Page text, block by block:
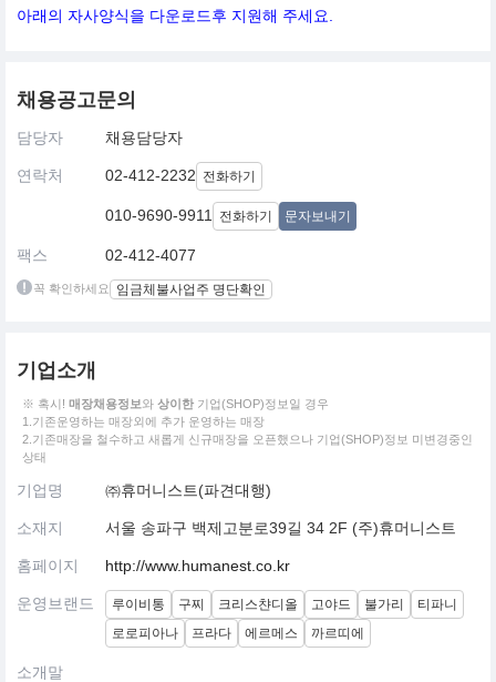
아래의 자사양식을 다운로드후 지원해 주세요.
채용공고문의
담당자 채용담당자
연락처 02-412-2232 전화하기
010-9690-9911 전화하기 문자보내기
팩스 02-412-4077
꼭 확인하세요 임금체불사업주 명단확인
기업소개
※ 혹시! 매장채용정보와 상이한 기업(SHOP)정보일 경우
1.기존운영하는 매장외에 추가 운영하는 매장
2.기존매장을 철수하고 새롭게 신규매장을 오픈했으나 기업(SHOP)정보 미변경중인
상태
기업명 ㈜휴머니스트(파견대행)
소재지 서울 송파구 백제고분로39길 34 2F (주)휴머니스트
홈페이지 http://www.humanest.co.kr
운영브랜드 루이비통 구찌 크리스챤디올 고야드 불가리
티파니
로로피아나
프라다 에르메스 까르띠에
소개말